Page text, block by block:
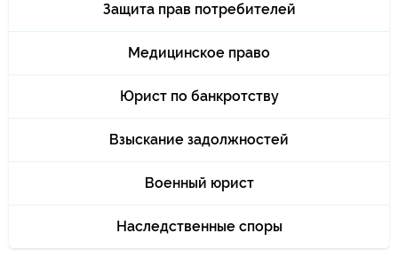
Защита прав потребителей
Медицинское право
Юрист по банкротству
Взыскание задолжностей
Военный юрист
Наследственные споры